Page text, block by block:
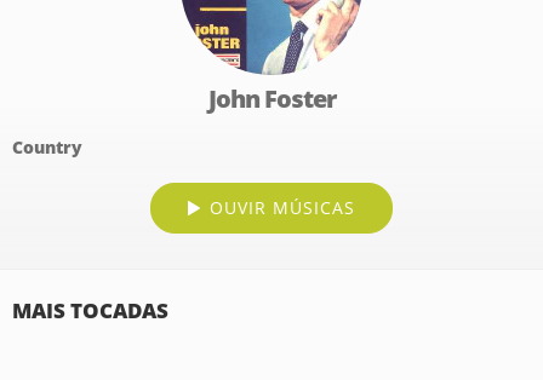
John Foster
Country
OUVIR MÚSICAS
MAIS TOCADAS